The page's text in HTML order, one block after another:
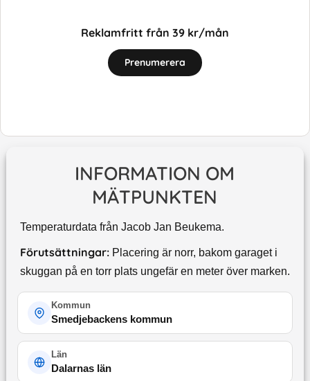
Reklamfritt från 39 kr/mån
Prenumerera
INFORMATION OM
MÄTPUNKTEN
Temperaturdata från Jacob Jan Beukema.
Förutsättningar: Placering är norr, bakom garaget i
skuggan på en torr plats ungefär en meter över marken.
Kommun
Smedjebackens kommun
Län
Dalarnas län